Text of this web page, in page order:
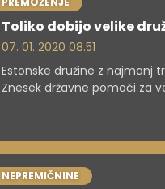
Toliko dobijo velike
07. 01. 2020 08.51
Estonske družine z najmanj
Znesek državne pomoči za
NEPREMIČNINE